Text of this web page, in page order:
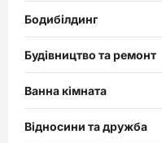
Бодибілдинг
Будівництво та ремонт
Ванна кімната
Відносини та дружба